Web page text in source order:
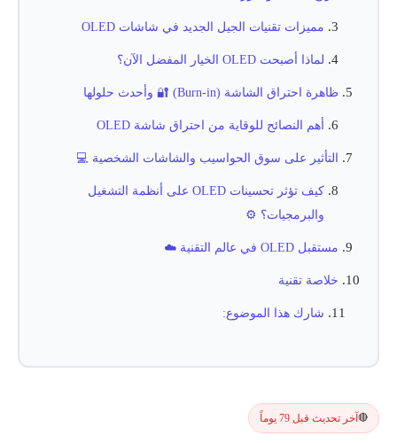
مميزات تقنيات الجيل الجديد في شاشات OLED
لماذا أصبحت OLED الخيار المفضل الآن؟
ظاهرة احتراق الشاشة (Burn-in) 🔐 وأحدث حلولها
أهم النصائح للوقاية من احتراق شاشة OLED
التأثير على سوق الحواسيب والشاشات الشخصية 💻
كيف تؤثر تحسينات OLED على أنظمة التشغيل
والبرمجيات؟ ⚙️
مستقبل OLED في عالم التقنية ☁️
خلاصة تقنية
شارك هذا الموضوع:
🔴آخر تحديث قبل 79 يوماً